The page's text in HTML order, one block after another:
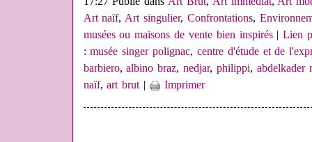
Art naïf,Art singulier, Confrontations,
musées ou maisons de vente bien inspirés|Lien
:musée singer polignac, centre d'étude et de
barbiero,albino braz,nedjar, philippi, abdelkader
naïf,art brut| Imprimer